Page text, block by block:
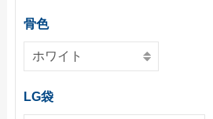
お問い合わせ
お問い合わせフォーム
サンプル請求フォーム
骨色
LG袋